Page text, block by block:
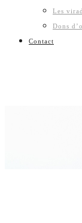
Les
Dons
Contact